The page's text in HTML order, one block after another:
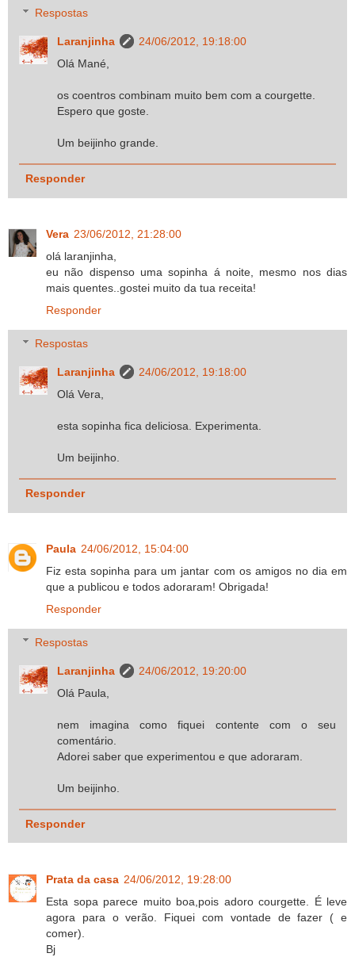
Respostas
Laranjinha
24/06/2012, 19:18:00
Olá Mané,
os coentros combinam muito bem com a courgette.
Espero que goste.
Um beijinho grande.
Responder
Vera 23/06/2012, 21:28:00
olá laranjinha,
eu não dispenso uma sopinha á noite, mesmo nos dias
mais quentes..gostei muito da tua receita!
Responder
Respostas
Laranjinha
24/06/2012, 19:18:00
Olá Vera,
esta sopinha fica deliciosa. Experimenta.
Um beijinho.
Responder
Paula 24/06/2012, 15:04:00
Fiz esta sopinha para um jantar com os amigos no dia em
que a publicou e todos adoraram! Obrigada!
Responder
Respostas
Laranjinha
24/06/2012, 19:20:00
Olá Paula,
nem imagina como fiquei contente com o seu
comentário.
Adorei saber que experimentou e que adoraram.
Um beijinho.
Responder
Prata da casa 24/06/2012, 19:28:00
Esta sopa parece muito boa,pois adoro courgette. É leve
agora para o verão. Fiquei com vontade de fazer ( e
comer).
Bj